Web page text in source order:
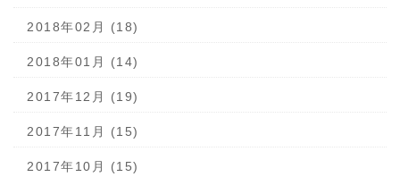
2018年02月 (18)
2018年01月 (14)
2017年12月 (19)
2017年11月 (15)
2017年10月 (15)